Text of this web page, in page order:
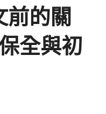
的關
全與初